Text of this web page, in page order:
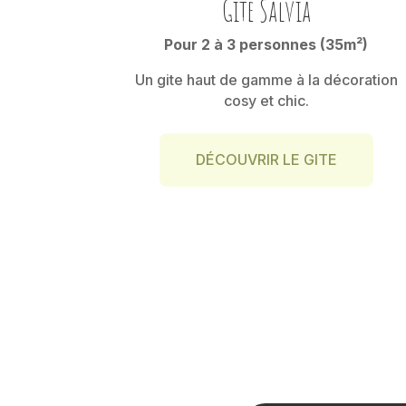
Gite Salvia
Pour 2 à 3 personnes (35m²)
Un gite haut de gamme à la décoration
cosy et chic.
DÉCOUVRIR LE GITE